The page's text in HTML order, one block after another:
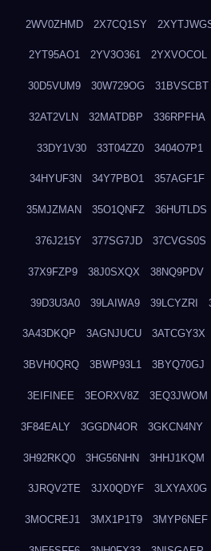
2WV0ZHMD 2X7CQ1SY
2YT95AO1 2YV3O361 2YXVOCOL
30D5VUM9 30W729OG 31BVSCBT
32AT2VLN 32MATDBP 336RPFHA
33DY1V30 33T04ZZ0 3404O7P1
34HYUF3N 34Y7PBO1 357AGF1F
35MJZMAN 35O1QNFZ 36HUTLDS
376J215Y 377SG7JD 37CVGS0S
37X9FZP9 38J0SXQX 38NQ9PDV
39D3U3A0 39LAIWA9 39LCYZRI
3A43DKQP 3AGNJUCU 3ATCGY3X
3BVH0QRQ 3BWP93L1 3BYQ70GJ
3EIFINEE 3EORXV8Z 3EQ3JWOM
3F84EALY 3GGDN4OR 3GKCN4NY
3H92RKQ0 3HG56NHN 3HHJ1KQM
3JRQV2TE 3JX0QDYF 3LXYAX0G
3MOCREJ1 3MX1P1T9 3MYP6NEF